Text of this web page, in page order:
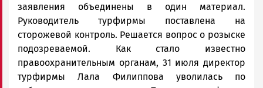
заявления объединены в один материал.
Руководитель турфирмы поставлена на
сторожевой контроль. Решается вопрос о розыске
подозреваемой. Как стало известно
правоохранительным органам, 31 июля директор
турфирмы Лала Филиппова уволилась по